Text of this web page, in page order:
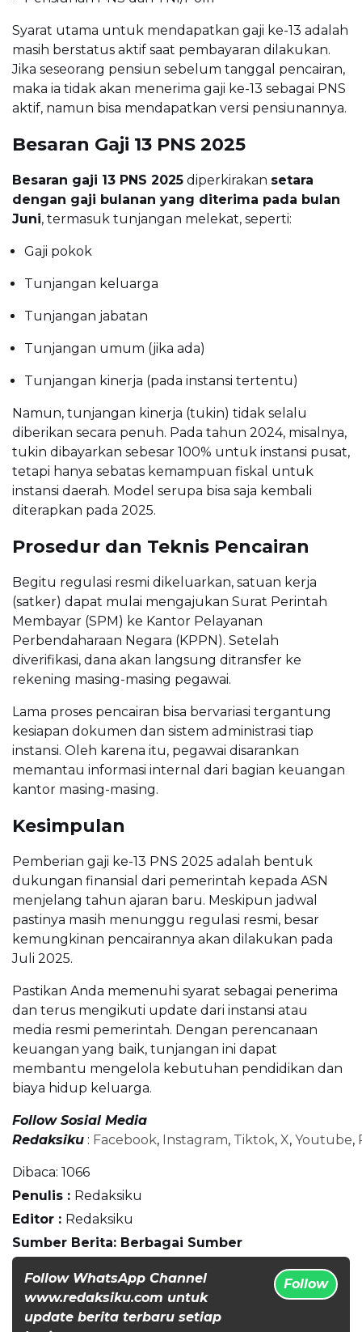
Syarat utama untuk mendapatkan gaji ke-13 adalah
masih berstatus aktif saat pembayaran dilakukan.
Jika seseorang pensiun sebelum tanggal pencairan,
maka ia tidak akan menerima gaji ke-13 sebagai PNS
aktif, namun bisa mendapatkan versi pensiunannya.
Besaran Gaji 13 PNS 2025
Besaran gaji 13 PNS 2025 diperkirakan setara
dengan gaji bulanan yang diterima pada bulan
Juni, termasuk tunjangan melekat, seperti:
Gaji pokok
Tunjangan keluarga
Tunjangan jabatan
Tunjangan umum (jika ada)
Tunjangan kinerja (pada instansi tertentu)
Namun, tunjangan kinerja (tukin) tidak selalu
diberikan secara penuh. Pada tahun 2024, misalnya,
tukin dibayarkan sebesar 100% untuk instansi pusat,
tetapi hanya sebatas kemampuan fiskal untuk
instansi daerah. Model serupa bisa saja kembali
diterapkan pada 2025.
Prosedur dan Teknis Pencairan
Begitu regulasi resmi dikeluarkan, satuan kerja
(satker) dapat mulai mengajukan Surat Perintah
Membayar (SPM) ke Kantor Pelayanan
Perbendaharaan Negara (KPPN). Setelah
diverifikasi, dana akan langsung ditransfer ke
rekening masing-masing pegawai.
Lama proses pencairan bisa bervariasi tergantung
kesiapan dokumen dan sistem administrasi tiap
instansi. Oleh karena itu, pegawai disarankan
memantau informasi internal dari bagian keuangan
kantor masing-masing.
Kesimpulan
Pemberian gaji ke-13 PNS 2025 adalah bentuk
dukungan finansial dari pemerintah kepada ASN
menjelang tahun ajaran baru. Meskipun jadwal
pastinya masih menunggu regulasi resmi, besar
kemungkinan pencairannya akan dilakukan pada
Juli 2025.
Pastikan Anda memenuhi syarat sebagai penerima
dan terus mengikuti update dari instansi atau
media resmi pemerintah. Dengan perencanaan
keuangan yang baik, tunjangan ini dapat
membantu mengelola kebutuhan pendidikan dan
biaya hidup keluarga.
Follow Sosial Media
Redaksiku : Facebook, Instagram, Tiktok, X, Youtube,
Dibaca: 1066
Penulis : Redaksiku
Editor : Redaksiku
Sumber Berita: Berbagai Sumber
Follow WhatsApp Channel
www.redaksiku.com untuk
update berita terbaru setiap
Follow